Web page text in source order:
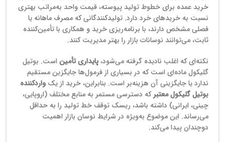
خرید عمده برای خطوط تولید پیوسته، قیمت واحد به‌مراتب بهتری
نسبت به خریدهای خرد دارد. تولیدکنندگانی که مصرف ماهانه یا
فصلی مشخص دارند، با برنامه‌ریزی خرید و همکاری با تأمین‌کننده
ثابت، می‌توانند نوسانات بازار را بهتر مدیریت کنند.
نکته‌ای که اغلب نادیده گرفته می‌شود، پایداری تأمین است. بوتیل
گلیکول ماده‌ای است که در بسیاری از فرمول‌ها جایگزین مستقیم
ندارد یا جایگزینی آن هزینه‌بر است. بنابراین، خرید از یک واردکننده
بوتیل گلیکول معتبرکه دسترسی مستمر به منابع مختلف (اروپایی،
چینی، ایرانی) داشته باشد، ریسک توقف خط تولید را به حداقل
می‌رساند. این موضوع به‌ویژه در شرایط نوسان بازار اهمیت
دوچندان پیدا می‌کند.